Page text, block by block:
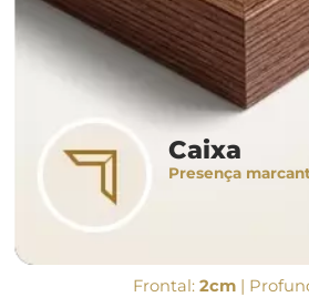
Caixa
Presença
Frontal: 2cm|